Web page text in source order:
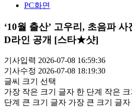
PC화면
‘10월 출산’ 고우리, 초음파
D라인 공개 [스타★샷]
기사입력 2026-07-08 16:59:36
기사수정 2026-07-08 18:19:30
글씨 크기 선택
가장 작은 크기 글자 한 단계 작은
단계 큰 크기 글자 가장 큰 크기 글자